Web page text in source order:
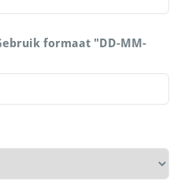
formaat "DD-MM-